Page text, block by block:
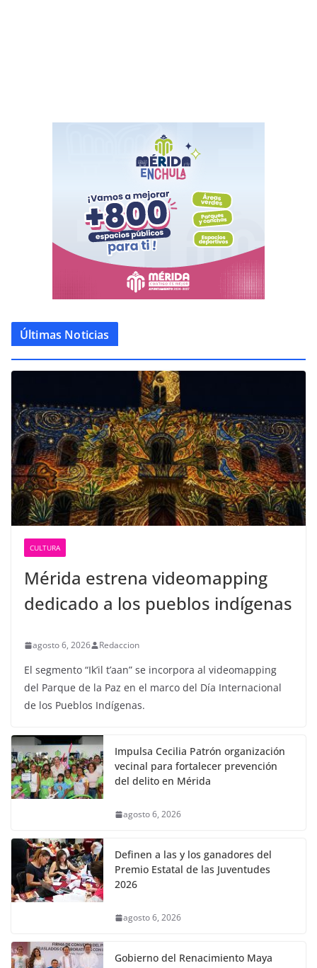
Últimas Noticias
CULTURA
Mérida estrena videomapping
dedicado a los pueblos indígenas
agosto 6, 2026 Redaccion
El segmento “Ik’il t’aan” se incorpora al videomapping
del Parque de la Paz en el marco del Día Internacional
de los Pueblos Indígenas.
Impulsa Cecilia Patrón organización
vecinal para fortalecer prevención
del delito en Mérida
agosto 6, 2026
Definen a las y los ganadores del
Premio Estatal de las Juventudes
2026
agosto 6, 2026
Gobierno del Renacimiento Maya